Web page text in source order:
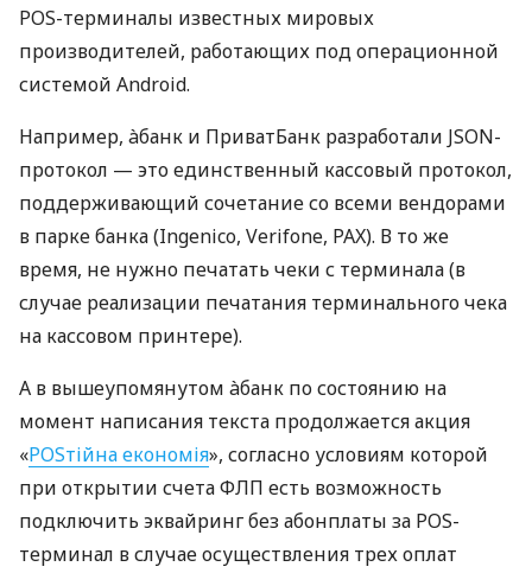
POS-терминалы известных мировых
производителей, работающих под операционной
системой Android.
Например, àбанк и ПриватБанк разработали JSON-
протокол — это единственный кассовый протокол,
поддерживающий сочетание со всеми вендорами
в парке банка (Ingenico, Verifone, PAX). В то же
время, не нужно печатать чеки с терминала (в
случае реализации печатания терминального чека
на кассовом принтере).
А в вышеупомянутом àбанк по состоянию на
момент написания текста продолжается акция
«POSтійна економія», согласно условиям которой
при открытии счета ФЛП есть возможность
подключить эквайринг без абонплаты за POS-
терминал в случае осуществления трех оплат